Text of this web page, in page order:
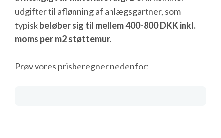
udgifter til aflønning af anlægsgartner, som
typiskbeløber sig til mellem 400-800 DKK inkl.
moms per m2 støttemur.
Prøv vores prisberegner nedenfor: